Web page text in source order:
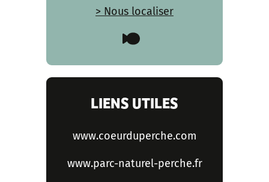
> Nous localiser
LIENS UTILES
www.coeurduperche.com
www.parc-naturel-perche.fr